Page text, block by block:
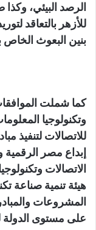
الرصد البيئي،
للأزهر بالتعاقد
بنين البعوث الخاص
كما شملت
وتكنولوجيا
للاتصالات لتنفيذ
إبداع مصر
الاتصالات
هيئة تنمية صناعة
المشروعات
على مستوى الدولة لمدة 3